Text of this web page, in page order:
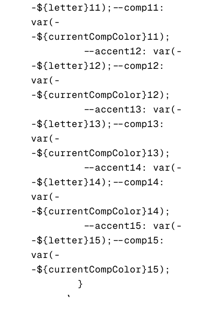
-${letter}11); --comp11:
var(-
-${currentCompColor}11);
          --accent12: var(-
-${letter}12); --comp12:
var(-
-${currentCompColor}12);
          --accent13: var(-
-${letter}13); --comp13:
var(-
-${currentCompColor}13);
          --accent14: var(-
-${letter}14); --comp14:
var(-
-${currentCompColor}14);
          --accent15: var(-
-${letter}15); --comp15:
var(-
-${currentCompColor}15);